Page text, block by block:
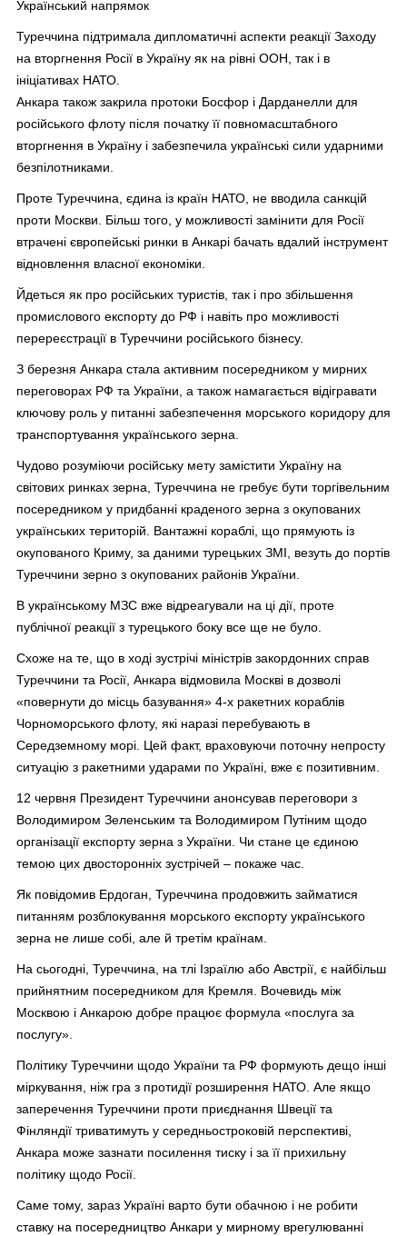
Український напрямок
Туреччина підтримала дипломатичні аспекти реакції Заходу
на вторгнення Росії в Україну як на рівні ООН, так і в
ініціативах НАТО.
Анкара також закрила протоки Босфор і Дарданелли для
російського флоту після початку її повномасштабного
вторгнення в Україну і забезпечила українські сили ударними
безпілотниками.
Проте Туреччина, єдина із країн НАТО, не вводила санкцій
проти Москви. Більш того, у можливості замінити для Росії
втрачені європейські ринки в Анкарі бачать вдалий інструмент
відновлення власної економіки.
Йдеться як про російських туристів, так і про збільшення
промислового експорту до РФ і навіть про можливості
перереєстрації в Туреччини російського бізнесу.
З березня Анкара стала активним посередником у мирних
переговорах РФ та України, а також намагається відігравати
ключову роль у питанні забезпечення морського коридору для
транспортування українського зерна.
Чудово розуміючи російську мету замістити Україну на
світових ринках зерна, Туреччина не гребує бути торгівельним
посередником у придбанні краденого зерна з окупованих
українських територій. Вантажні кораблі, що прямують із
окупованого Криму, за даними турецьких ЗМІ, везуть до портів
Туреччини зерно з окупованих районів України.
В українському МЗС вже відреагували на ці дії, проте
публічної реакції з турецького боку все ще не було.
Схоже на те, що в ході зустрічі міністрів закордонних справ
Туреччини та Росії, Анкара відмовила Москві в дозволі
«повернути до місць базування» 4-х ракетних кораблів
Чорноморського флоту, які наразі перебувають в
Середземному морі. Цей факт, враховуючи поточну непросту
ситуацію з ракетними ударами по Україні, вже є позитивним.
12 червня Президент Туреччини анонсував переговори з
Володимиром Зеленським та Володимиром Путіним щодо
організації експорту зерна з України. Чи стане це єдиною
темою цих двосторонніх зустрічей – покаже час.
Як повідомив Ердоган, Туреччина продовжить займатися
питанням розблокування морського експорту українського
зерна не лише собі, але й третім країнам.
На сьогодні, Туреччина, на тлі Ізраїлю або Австрії, є найбільш
прийнятним посередником для Кремля. Вочевидь між
Москвою і Анкарою добре працює формула «послуга за
послугу».
Політику Туреччини щодо України та РФ формують дещо інші
міркування, ніж гра з протидії розширення НАТО. Але якщо
заперечення Туреччини проти приєднання Швеції та
Фінляндії триватимуть у середньостроковій перспективі,
Анкара може зазнати посилення тиску і за її прихильну
політику щодо Росії.
Саме тому, зараз Україні варто бути обачною і не робити
ставку на посередництво Анкари у мирному врегулюванні